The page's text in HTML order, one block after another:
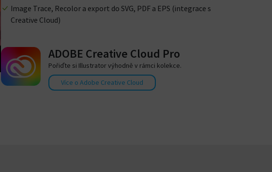
Image Trace, Recolor a export do SVG, PDF a EPS (integrace s
Creative Cloud)
ADOBE Creative Cloud Pro
Pořiďte si Illustrator výhodně v rámci kolekce.
Více o Adobe Creative Cloud